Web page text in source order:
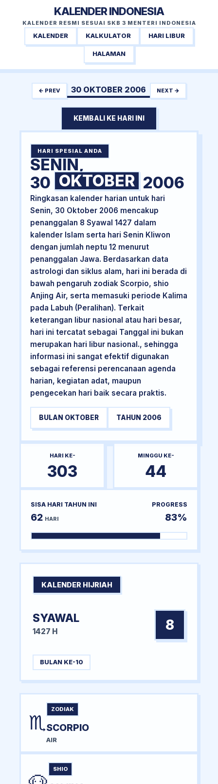
KALENDER INDONESIA
KALENDER RESMI SESUAI SKB 3 MENTERI INDONESIA
KALENDER KALKULATOR HARI LIBUR
HALAMAN
← PREV 30 OKTOBER 2006 NEXT →
KEMBALI KE HARI INI
HARI SPESIAL ANDA
SENIN,
30 OKTOBER 2006
Ringkasan kalender harian untuk hari
Senin, 30 Oktober 2006 mencakup
penanggalan 8 Syawal 1427 dalam
kalender Islam serta hari Senin Kliwon
dengan jumlah neptu 12 menurut
penanggalan Jawa. Berdasarkan data
astrologi dan siklus alam, hari ini berada di
bawah pengaruh zodiak Scorpio, shio
Anjing Air, serta memasuki periode Kalima
pada Labuh (Peralihan). Terkait
keterangan libur nasional atau hari besar,
hari ini tercatat sebagai Tanggal ini bukan
merupakan hari libur nasional., sehingga
informasi ini sangat efektif digunakan
sebagai referensi perencanaan agenda
harian, kegiatan adat, maupun
pengecekan hari baik secara praktis.
BULAN OKTOBER TAHUN 2006
HARI KE-
303
MINGGU KE-
44
SISA HARI TAHUN INI
62 HARI
PROGRESS
83%
KALENDER HIJRIAH
SYAWAL
1427 H 8
BULAN KE-10
♏
ZODIAK
SCORPIO
AIR
SHIO